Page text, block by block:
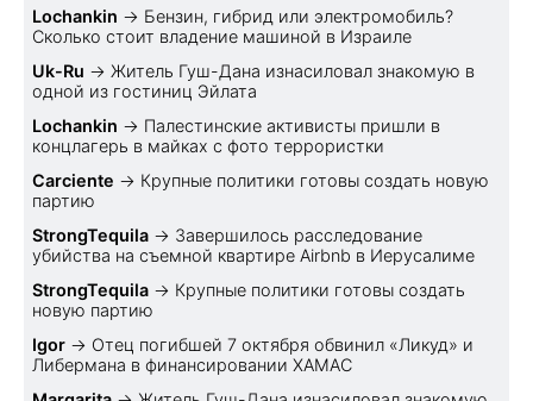
Lochankin → Бензин, гибрид или электромобиль?
Cколько стоит владение машиной в Израиле
Uk-Ru → Житель Гуш-Дана изнасиловал знакомую в
одной из гостиниц Эйлата
Lochankin → Палестинские активисты пришли в
концлагерь в майках с фото террористки
Carciente → Крупные политики готовы создать новую
партию
StrongTequila → Завершилось расследование
убийства на съемной квартире Airbnb в Иерусалиме
StrongTequila → Крупные политики готовы создать
новую партию
Igor → Отец погибшей 7 октября обвинил «Ликуд» и
Либермана в финансировании ХАМАС